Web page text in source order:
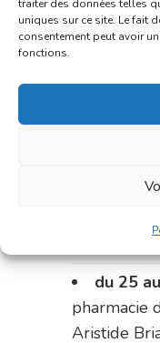
traiter des données telles
uniques sur ce site. Le fait
consentement peut avoir
fonctions.
du 11
pharmacie
du 14
pharmacie
du 25
pharmacie
Aristide